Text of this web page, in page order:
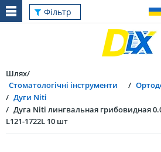
Фільтр
Шлях
Стоматологічні інструменти
Дуги Niti
Дуга Niti лингвальная грибовидная
L121-1722L 10 шт